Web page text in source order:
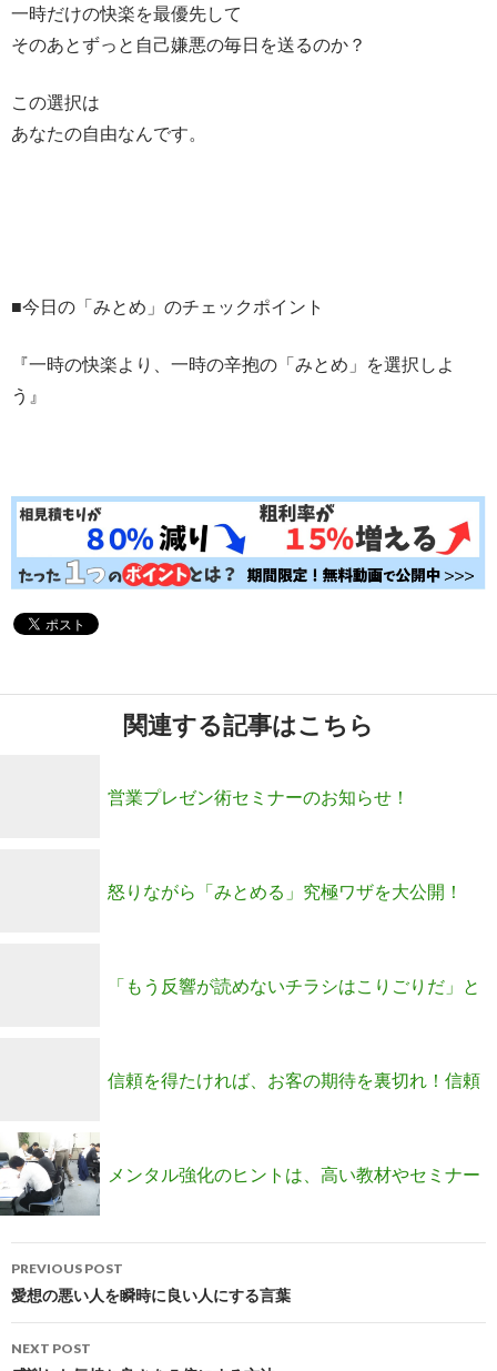
一時だけの快楽を最優先して
そのあとずっと自己嫌悪の毎日を送るのか？
この選択は
あなたの自由なんです。
■今日の「みとめ」のチェックポイント
『一時の快楽より、一時の辛抱の「みとめ」を選択しよ
う』
関連する記事はこちら
営業プレゼン術セミナーのお知らせ！
怒りながら「みとめる」究極ワザを大公開！
「もう反響が読めないチラシはこりごりだ」と
思っている建築業の社長さんへ
信頼を得たければ、お客の期待を裏切れ！信頼
の間接ワザとは
メンタル強化のヒントは、高い教材やセミナー
Post
navigation
PREVIOUS POST
愛想の悪い人を瞬時に良い人にする言葉
NEXT POST